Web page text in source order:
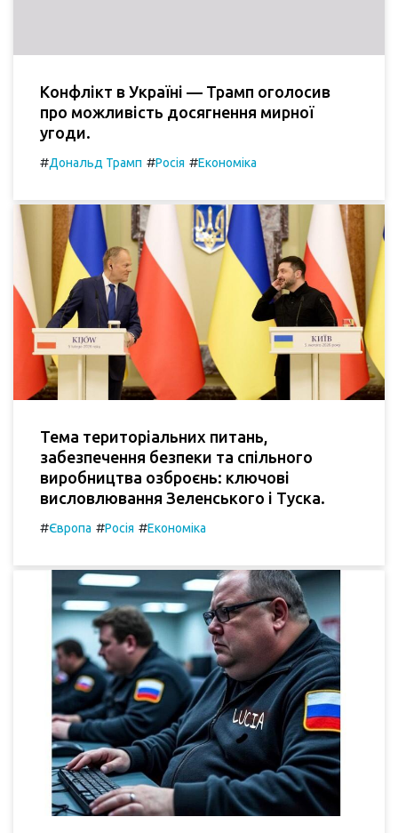
Конфлікт в Україні — Трамп оголосив
про можливість досягнення мирної
угоди.
#Дональд Трамп #Росія #Економіка
Тема територіальних питань,
забезпечення безпеки та спільного
виробництва озброєнь: ключові
висловлювання Зеленського і Туска.
#Європа #Росія #Економіка